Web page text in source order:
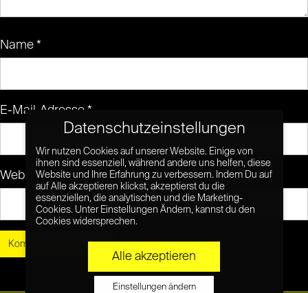
Name *
E-Mail-Adresse *
Website
Datenschutzeinstellungen
Wir nutzen Cookies auf unserer Website. Einige von
ihnen sind essenziell, während andere uns helfen, diese
Website und Ihre Erfahrung zu verbessern. Indem Du auf
auf Alle akzeptieren klickst, akzeptierst du die
essenziellen, die analytischen und die Marketing-
Cookies. Unter Einstellungen Ändern, kannst du den
Cookies widersprechen.
Alle akzeptieren
Einstellungen ändern